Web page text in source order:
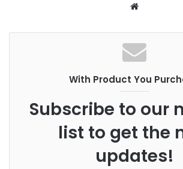
b
s
i
t
e
With Product You
Subscribe to our
list to get the
updates!